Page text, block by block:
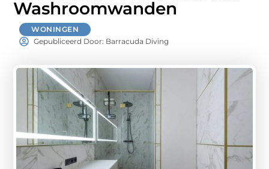
Washroomwanden
WONINGEN
Gepubliceerd Door: Barracuda Diving